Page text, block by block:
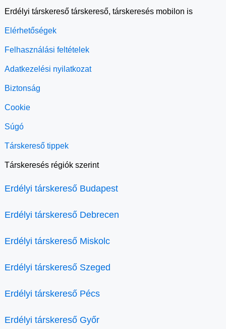
Erdélyi társkereső társkereső, társkeresés mobilon is
Elérhetőségek
Felhasználási feltételek
Adatkezelési nyilatkozat
Biztonság
Cookie
Súgó
Társkereső tippek
Társkeresés régiók szerint
Erdélyi társkereső Budapest
Erdélyi társkereső Debrecen
Erdélyi társkereső Miskolc
Erdélyi társkereső Szeged
Erdélyi társkereső Pécs
Erdélyi társkereső Győr